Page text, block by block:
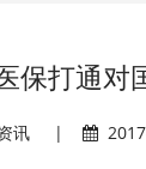
保打通对
讯|